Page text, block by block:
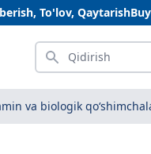
To'lov, Qaytarish
Qidirish
va biologik